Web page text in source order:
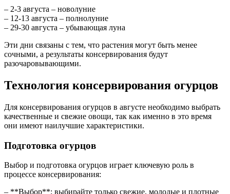
– 2-3 августа – новолуние
– 12-13 августа – полнолуние
– 29-30 августа – убывающая луна
Эти дни связаны с тем, что растения могут быть менее
сочными, а результаты консервирования будут
разочаровывающими.
Технология консервирования огурцов
Для консервирования огурцов в августе необходимо выбрать
качественные и свежие овощи, так как именно в это время
они имеют наилучшие характеристики.
Подготовка огурцов
Выбор и подготовка огурцов играет ключевую роль в
процессе консервирования:
– **Выбор**: выбирайте только свежие, молодые и плотные